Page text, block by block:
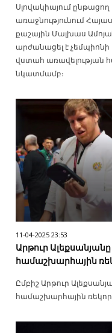
Սլովակիայում
առաջնությունում
քաշային Մալխաս
արժանացել է չեմպիոնի
վստահ առավելության
նկատմամբ։
11-04-2025 23:53
Արթուր
համաշխարհային
Ըմբիշ Արթուր
համաշխարհային